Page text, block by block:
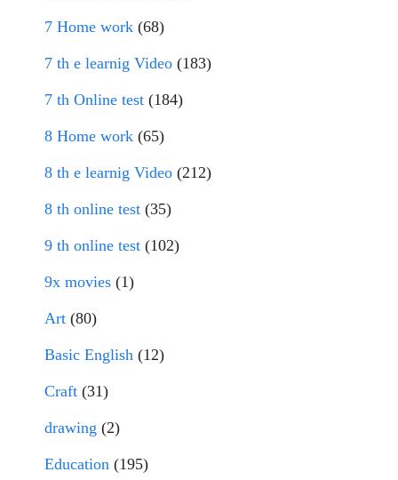
7 Home work (68)
7 th e learnig Video (183)
7 th Online test (184)
8 Home work (65)
8 th e learnig Video (212)
8 th online test (35)
9 th online test (102)
9x movies (1)
Art (80)
Basic English (12)
Craft (31)
drawing (2)
Education (195)